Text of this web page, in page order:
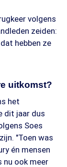
volgens
zeiden:
hebben ze
uitkomst?
het
dit jaar dus
Soes
"Toen was
én mensen
nu ook meer